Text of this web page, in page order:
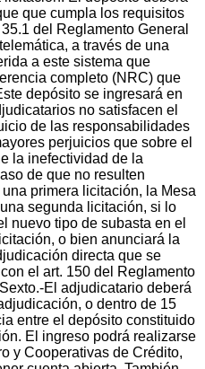
que cumpla los requisitos
del Reglamento General
a través de una
a este sistema que
completo (NRC) que
depósito se ingresará en
no satisfacen el
de las responsabilidades
perjuicios que sobre el
la inefectividad de la
de que no resulten
primera licitación, la Mesa
segunda licitación, si lo
nuevo tipo de subasta en el
o bien anunciará la
directa que se
el art. 150 del Reglamento
El adjudicatario deberá
o dentro de 15
entre el depósito constituido
El ingreso podrá realizarse
y Cooperativas de Crédito,